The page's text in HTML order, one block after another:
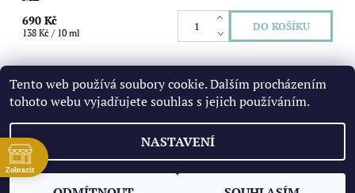
690 Kč
138 Kč / 10 ml
2026 © Gravitas, všechna práva vyhrazena
cookies
Zobrazit
Tento web používá soubory cookie. Dalším procházením
tohoto webu vyjadřujete souhlas s jejich používáním.
NASTAVENÍ